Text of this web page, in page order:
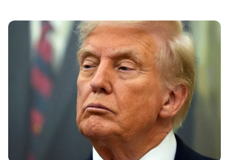
отношений, так как руководству южно